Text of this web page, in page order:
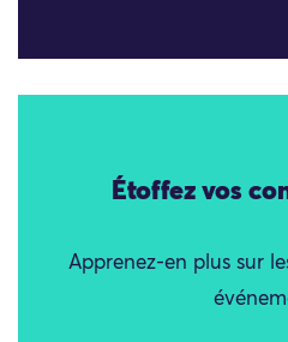
Étoffez vos
Apprenez-en plus sur